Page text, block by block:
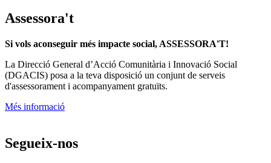
Assessora't
Si vols aconseguir més impacte social, ASSESSORA'T!
La Direcció General d’Acció Comunitària i Innovació Social
(DGACIS) posa a la teva disposició un conjunt de serveis
d'assessorament i acompanyament gratuïts.
Més informació
Segueix-nos